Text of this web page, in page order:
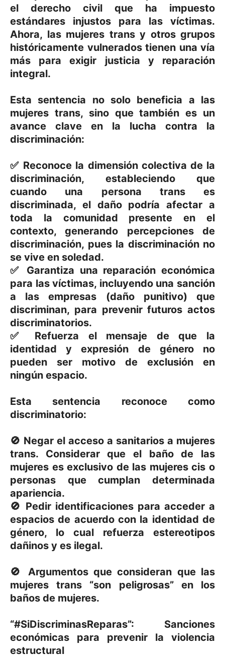
el derecho civil que ha impuesto
estándares injustos para las víctimas.
Ahora, las mujeres trans y otros grupos
históricamente vulnerados tienen una vía
más para exigir justicia y reparación
integral.
Esta sentencia no solo beneficia a las
mujeres trans, sino que también es un
avance clave en la lucha contra la
discriminación:
✅ Reconoce la dimensión colectiva de la
discriminación, estableciendo que
cuando una persona trans es
discriminada, el daño podría afectar a
toda la comunidad presente en el
contexto, generando percepciones de
discriminación, pues la discriminación no
se vive en soledad.
✅ Garantiza una reparación económica
para las víctimas, incluyendo una sanción
a las empresas (daño punitivo) que
discriminan, para prevenir futuros actos
discriminatorios.
✅ Refuerza el mensaje de que la
identidad y expresión de género no
pueden ser motivo de exclusión en
ningún espacio.
Esta sentencia reconoce como
discriminatorio:
🚫 Negar el acceso a sanitarios a mujeres
trans. Considerar que el baño de las
mujeres es exclusivo de las mujeres cis o
personas que cumplan determinada
apariencia.
🚫 Pedir identificaciones para acceder a
espacios de acuerdo con la identidad de
género, lo cual refuerza estereotipos
dañinos y es ilegal.
🚫 Argumentos que consideran que las
mujeres trans “son peligrosas” en los
baños de mujeres.
“#SiDiscriminasReparas”: Sanciones
económicas para prevenir la violencia
estructural